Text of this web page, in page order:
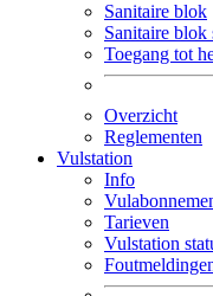
Sanitaire blok
Sanitaire blok
Toegang tot
Overzicht
Reglementen
Vulstation
Info
Tarieven
Vulstation